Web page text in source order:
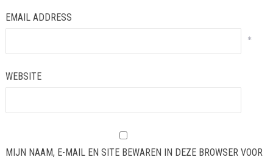
EMAIL ADDRESS
*
WEBSITE
MIJN NAAM, E-MAIL EN SITE BEWAREN IN DEZE BROWSER VOOR